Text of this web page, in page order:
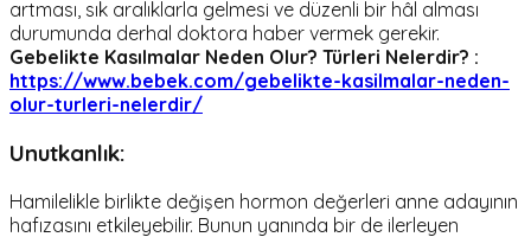
artması, sık aralıklarla gelmesi ve düzenli bir hâl alması
durumunda derhal doktora haber vermek gerekir.
Gebelikte Kasılmalar Neden Olur? Türleri Nelerdir? :
https://www.bebek.com/gebelikte-kasilmalar-neden-
olur-turleri-nelerdir/
Unutkanlık:
Hamilelikle birlikte değişen hormon değerleri anne adayının
hafızasını etkileyebilir. Bunun yanında bir de ilerleyen